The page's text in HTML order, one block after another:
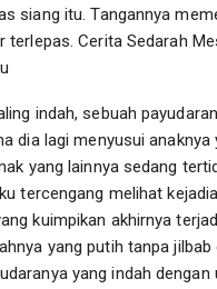
siang itu. Tangannya
terlepas. Cerita Sedarah
indah, sebuah
dia lagi menyusui anaknya
yang lainnya sedang
tercengang melihat
kuimpikan akhirnya
yang putih tanpa
yang indah dengan